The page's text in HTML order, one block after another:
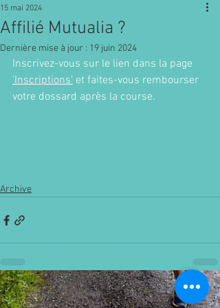
Affilié Mutualia ?
15 mai 2024
Dernière mise à jour : 19 juin 2024
Inscrivez-vous sur le lien dans la page
'Inscriptions' et faites-vous rembourser
votre dossard après la course.
Archive